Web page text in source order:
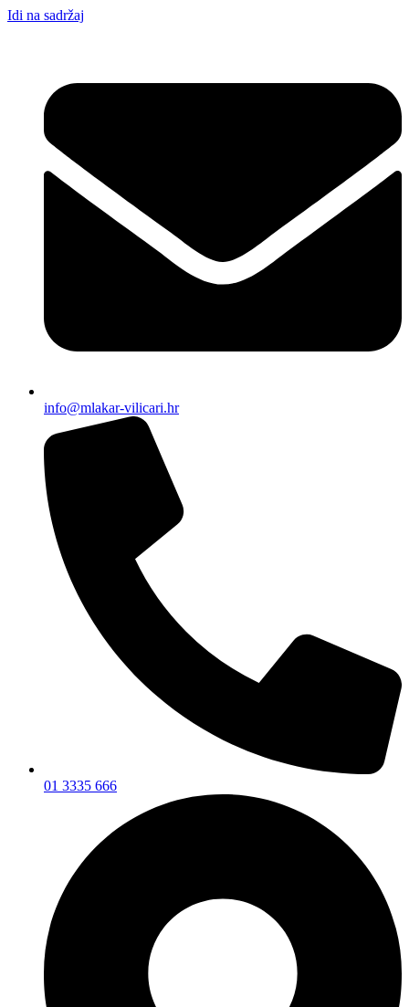
Idi na sadržaj
info@mlakar-vilicari.hr
01 3335 666